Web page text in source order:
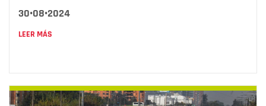
30•08•2024
LEER MÁS